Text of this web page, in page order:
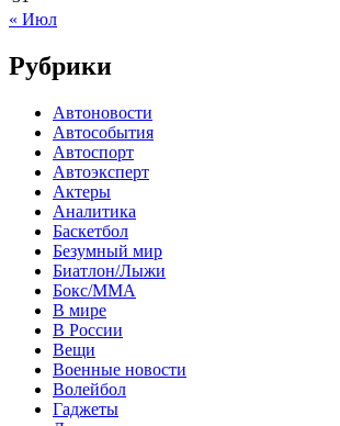
« Июл
Рубрики
Автоновости
Автособытия
Автоспорт
Автоэксперт
Актеры
Аналитика
Баскетбол
Безумный мир
Биатлон/Лыжи
Бокс/MMA
В мире
В России
Вещи
Военные новости
Волейбол
Гаджеты